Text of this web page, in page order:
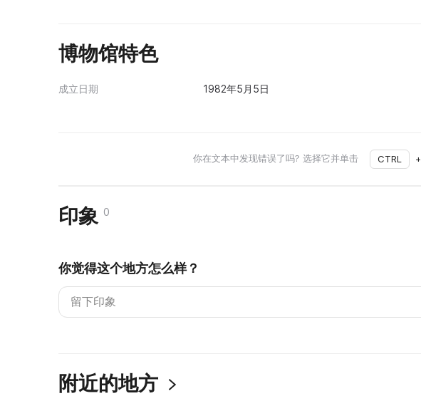
博物馆特色
成立日期 1982年5月5日
你在文本中发现错误了吗? 选择它并单击 CTRL +
印象 0
你觉得这个地方怎么样？
附近的地方